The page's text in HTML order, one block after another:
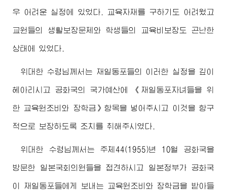
우 어려운 실정에 있었다. 교육자재를 구하기도 어려웠고
교원들의 생활보장문제와 학생들의 교육비보장도 곤난한
상태에 있었다.
위대한 수령님 께서는 재일동포들의 이러한 실정을 깊이
헤아리시고 공화국의 국가예산에 《재일동포자녀들을 위
한 교육원조비와 장학금》항목을 넣어주시고 이것을 항구
적으로 보장하도록 조치를 취해주시였다.
위대한 수령님 께서는 주체44(1955)년 10월 공화국을
방문한 일본국회의원들을 접견하시고 일본정부가 공화국
이 재일동포들에게 보내는 교육원조비와 장학금을 받아들